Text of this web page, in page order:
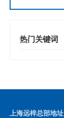
热门关键词
上海远梓总部地址